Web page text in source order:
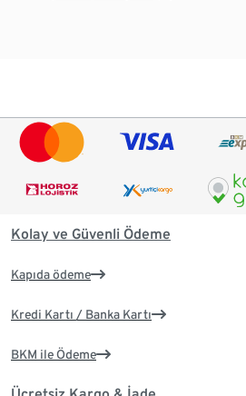
Kolay ve Güvenli Ödeme
Kapıda ödeme
Kredi Kartı / Banka Kartı
BKM ile Ödeme